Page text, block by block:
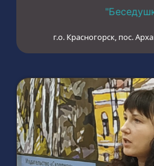
г.о. Красногорск, пос.